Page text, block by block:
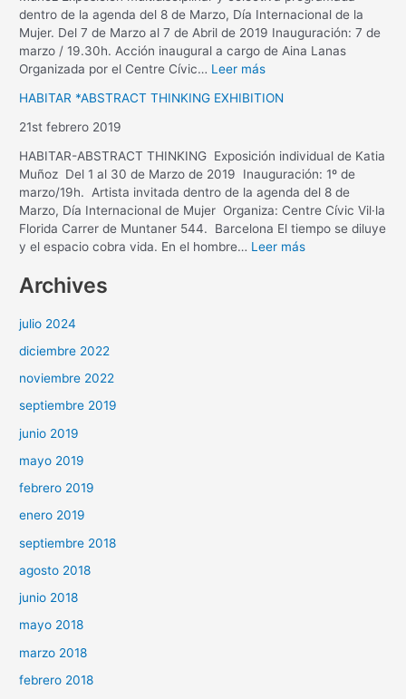
dentro de la agenda del 8 de Marzo, Día Internacional de la
Mujer. Del 7 de Marzo al 7 de Abril de 2019 Inauguración: 7 de
marzo / 19.30h. Acción inaugural a cargo de Aina Lanas
Organizada por el Centre Cívic… Leer más
HABITAR *ABSTRACT THINKING EXHIBITION
21st febrero 2019
HABITAR-ABSTRACT THINKING Exposición individual de Katia
Muñoz Del 1 al 30 de Marzo de 2019 Inauguración: 1º de
marzo/19h. Artista invitada dentro de la agenda del 8 de
Marzo, Día Internacional de Mujer Organiza: Centre Cívic Vil·la
Florida Carrer de Muntaner 544. Barcelona El tiempo se diluye
y el espacio cobra vida. En el hombre… Leer más
Archives
julio 2024
diciembre 2022
noviembre 2022
septiembre 2019
junio 2019
mayo 2019
febrero 2019
enero 2019
septiembre 2018
agosto 2018
junio 2018
mayo 2018
marzo 2018
febrero 2018